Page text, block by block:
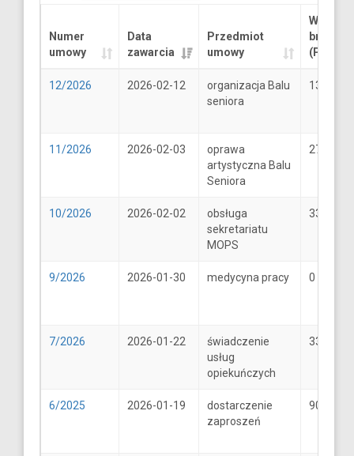
Numer
umowy
Data
zawarcia
Przedmiot
umowy
Wartość
brutto
(PLN)
12/2026 2026-02-12
organizacja Balu
seniora
13289.6
11/2026 2026-02-03
oprawa
artystyczna Balu
Seniora
2706
10/2026 2026-02-02
obsługa
sekretariatu
MOPS
33
9/2026 2026-01-30 medycyna pracy 0
7/2026 2026-01-22
świadczenie
usług
opiekuńczych
33
6/2025 2026-01-19
dostarczenie
zaproszeń
900